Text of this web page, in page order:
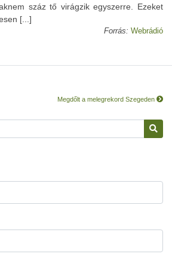
száz tő virágzik egyszerre. Ezeket
[...]
Forrás: Webrádió
Megdőlt a melegrekord Szegeden